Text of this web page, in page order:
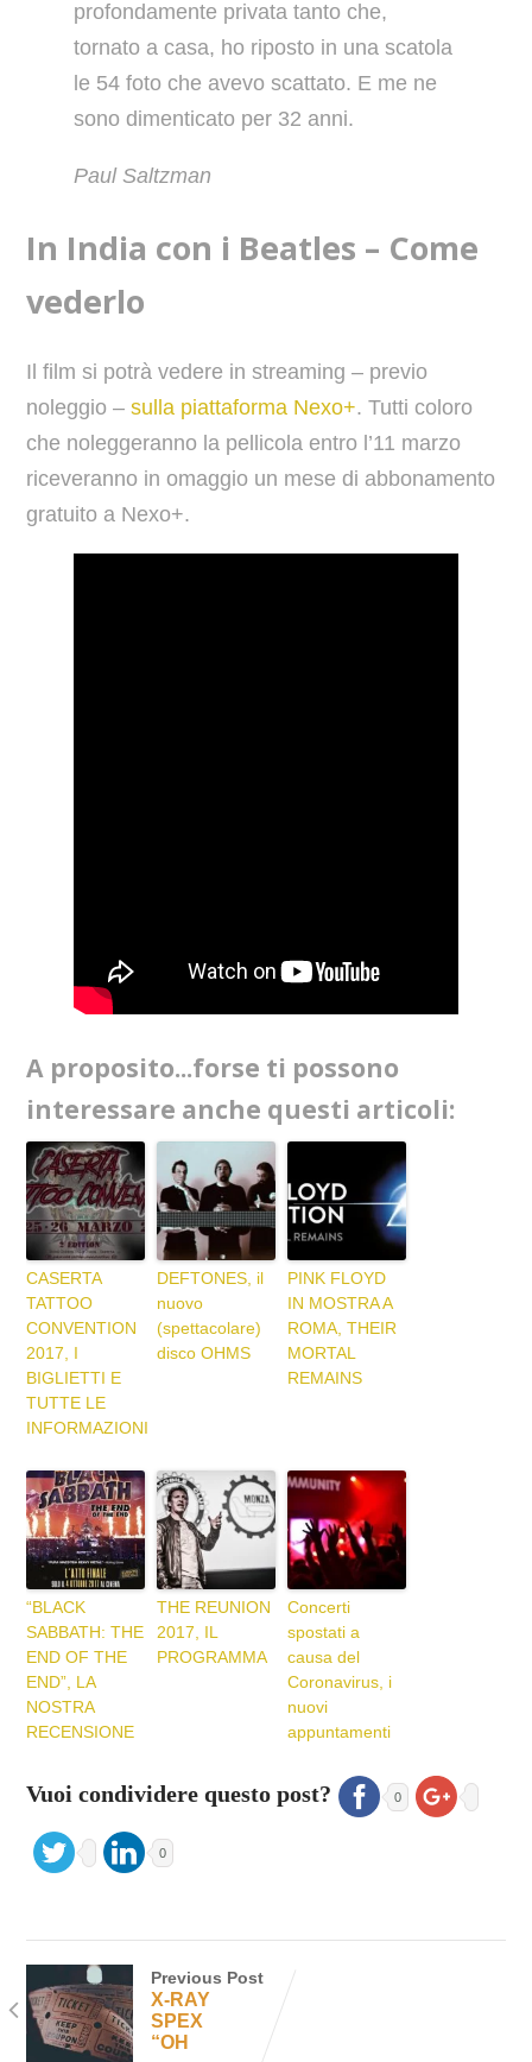
profondamente privata tanto che,
tornato a casa, ho riposto in una scatola
le 54 foto che avevo scattato. E me ne
sono dimenticato per 32 anni.
Paul Saltzman
In India con i Beatles – Come
vederlo
Il film si potrà vedere in streaming – previo
noleggio – sulla piattaforma Nexo+. Tutti coloro
che noleggeranno la pellicola entro l’11 marzo
riceveranno in omaggio un mese di abbonamento
gratuito a Nexo+.
A proposito...forse ti possono
interessare anche questi articoli:
CASERTA
TATTOO
CONVENTION
2017, I
BIGLIETTI E
TUTTE LE
INFORMAZIONI
DEFTONES, il
nuovo
(spettacolare)
disco OHMS
PINK FLOYD
IN MOSTRA A
ROMA, THEIR
MORTAL
REMAINS
“BLACK
SABBATH: THE
END OF THE
END”, LA
NOSTRA
RECENSIONE
THE REUNION
2017, IL
PROGRAMMA
Concerti
spostati a
causa del
Coronavirus, i
nuovi
appuntamenti
Vuoi condividere questo post? 0
0
Previous Post
X-RAY
SPEX
“OH